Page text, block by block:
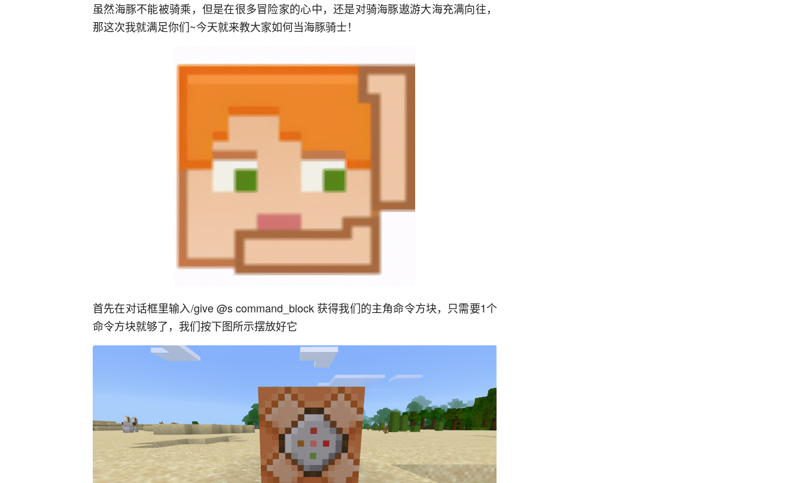
虽然海豚不能被骑乘，但是在很多冒险家的心中，还是对骑海豚遨游大海充满向往，
那这次我就满足你们~今天就来教大家如何当海豚骑士！
首先在对话框里输入/give @s command_block 获得我们的主角命令方块，只需要1个
命令方块就够了，我们按下图所示摆放好它